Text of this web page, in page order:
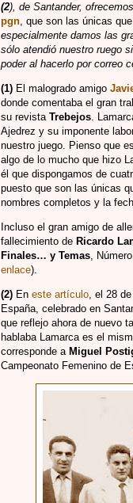
(2), de Santander,
pgn, que son las únicas
especialmente damos las
sólo atendió nuestro ruego
poder al hacerlo por correo
(1) El malogrado amigo
donde comentaba el gran
su revista Trebejos.
Ajedrez y su imponente
nuestro juego. Pienso que
algo de lo mucho que hizo
él que dispongamos de
puesto que son las únicas
nombres completos y la
Incluso el gran amigo de
fallecimiento de Ricardo
Finales… y Temas,
enlace).
(2) En este artículo, el 28
España, celebrado en
que reflejo ahora de nuevo
hablaba Lamarca es el
corresponde a Miguel
Campeonato Femenino de